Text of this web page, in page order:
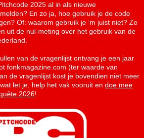
2025 al in als nieuwe
En zo ja, hoe gebruik je de code
Of: waarom gebruik je ‘m juist niet? Zo
uit de nul-meting over het gebruik van de
van de vragenlijst ontvang je een jaar
fonkmagazine.com (ter waarde van
de vragenlijst kost je bovendien niet meer
let je, help het vak vooruit en doe mee
2026!